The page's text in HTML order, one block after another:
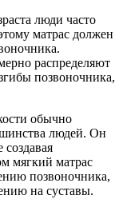
люди часто
матрас должен
распределяют
позвоночника,
обычно
людей. Он
мягкий матрас
позвоночника,
на суставы.